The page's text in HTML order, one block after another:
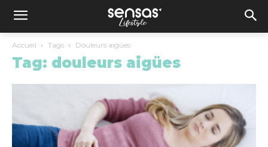
Accueil Tags Douleurs aigües
Tag: douleurs aigües